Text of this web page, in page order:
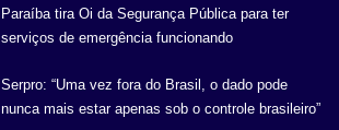
Paraíba tira Oi da Segurança Pública para ter
serviços de emergência funcionando
Serpro: “Uma vez fora do Brasil, o dado pode
nunca mais estar apenas sob o controle brasileiro”